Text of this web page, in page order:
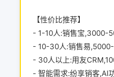
【性价比推荐】
- 1-10人:销售宝,3000-
- 10-30人:销售易
- 30人以上:用友
- 智能需求:纷享销客,AI